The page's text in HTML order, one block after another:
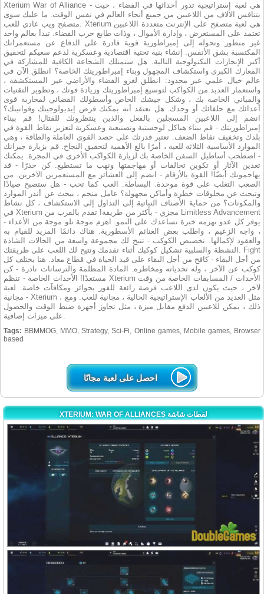
Xterium War of Alliance - هي لعبة إستراتيجية تدور أحداثها في الفضاء ، حيث
يتنافس الآلاف من اللاعبين من جميع أنحاء العالم في نفس الوقت. ما عليك سوى
متصفح ويب عادي للعب. Xterium هي لعبة متصفح على الإنترنت متعددة اللاعبين
تعتمد على المستعرض ، وإدارة الأموال ، وذات طابع حرب الفضاء. تبدأ بعالم واحد
غير متطور وتحوله إلى إمبراطورية قوية قادرة على الدفاع عن مستعمراتك
المكتسبة بشق الأنفس. إنشاء بنية تحتية اقتصادية وعسكرية لدعم سعيكم لتحقيق
أكبر الإنجازات التكنولوجية التالية. هل ستمتلك الشجاعة الكافية للمشاركة في
المعارك الكبرى واستكشاف المجهول وبناء إمبراطوريتك الخاصة؟ انطلق الآن في
عالم خيال علمي غير محدود: انطلق لغزو الفضاء والأراضي غير المستكشفة ،
واستعمار العديد من الكواكب لتوسيع إمبراطوريتك وزيادة قوتك ، وتطوير التقنيات
والمباني الخاصة بك ، وشكل جيشك الخاص وأسطولك الفضائي لمحاربة قوى
أعدائك مع حلفائك أو وحدك. هل تعتقد أنه يمكنك فرض إيديولوجيتك وقوانينك؟
انضم إلى اللاعبين المسجلين بالفعل والذين ينتظرونك للقتال! قم ببناء
إمبراطوريتك - قم ببناء هياكل لوجستية وتصنيعية وعسكرية لتعزيز نقاط القوة في
بلدك وتخفيف نقاط الضعف. تعتبر قدرتك على حصد القوى العاملة والطاقة ، وهي
الموارد الأساسية الثلاثة للعبة ، أمرًا بالغ الأهمية لتحقيق النجاح. قم بزيارة جيرانك
- اصطحب أساطيل السفن الخاصة بك لزيارة الكواكب الأخرى في المجرة. يمكنك
تعدين الآثار أو تكوين تحالفات أو مهاجمتها ونهب ما تستطيع. كن حذرًا - قد
يهاجمونك أيضًا! القوة بالأرقام - انضم إلى العشائر مع المستعمرين الآخرين. من
الصعب التغلب على قوة موحدة. البساطة. العب كما تحب - هل ستصبح صيادًا
وتبحث عن مخلوقات خطرة وأماكن مجهولة؟ عامل منجم ، يبحث عن أندر الموارد
والمكونات؟ من حماية الأصناف النباتية إلى التداول إلى الاستكشاف ، كل نشاط
في Xterium مجزي - بأكثر من طريقة! تقدم بالقرب من Limitless Advancement
- يوفر كل عدو تهزمه خبرة تساعدك على النمو. اهزم موجة تلو موجة من الأعداء
، واجه الزعيم ، واطلب بعض الغنائم الأسطورية. هناك دائمًا المزيد للقيام به
والعقود لإكمالها. تخصيص الكوكب - تتيح لك مجموعة واسعة من الحالات الشاذة
النشطة والسلبية تشكيل كوكبك أثناء تقدمك وتتيح لك اللعب على طريقتك. Fight
من أجل البقاء - كافح من أجل البقاء على قيد الحياة في قطاع معاد. هنا يختلف كل
كوكب عن الآخر ، وله تحدياته ومخاطره. المادة المظلمة والترسانات نادرة - كن
مستعدًا! الأحداث الخاصة - تنظم Xterium الأحداث / المسابقات الخاصة من وقت
لآخر ، حيث يكون لدى اللاعب فرصة رائعة للفوز بجوائز ومكافآت خاصة. لعبة
مجانية - Xterium ، مثل العديد من الألعاب الإستراتيجية الحالية ، مجانية للعب. ومع
ذلك ، يمكن للاعبين الدفع مقابل ميزة ، مثل تجاوز أجهزة ضبط الوقت والحصول
على ميزات إضافية.
Tags: BBMMOG, MMO, Strategy, Sci-Fi, Online games, Mobile games, Browser
based
احصل على لعبة مجانًا
XTERIUM: WAR OF ALLIANCES لقطات شاشة